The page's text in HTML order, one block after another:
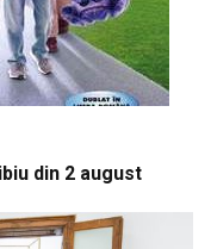
din 2 august